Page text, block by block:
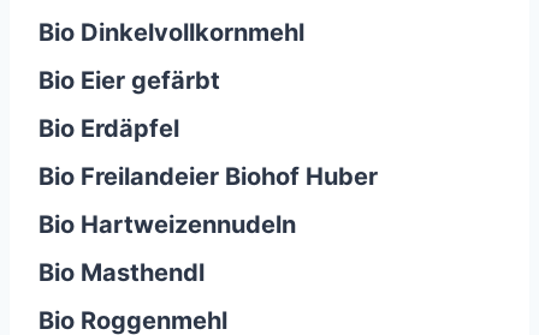
Bio Dinkelvollkornmehl
Bio Eier gefärbt
Bio Erdäpfel
Bio Freilandeier Biohof Huber
Bio Hartweizennudeln
Bio Masthendl
Bio Roggenmehl